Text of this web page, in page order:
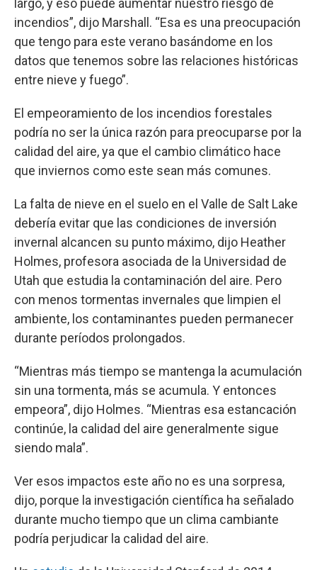
largo, y eso puede aumentar nuestro riesgo de
incendios”, dijo Marshall. “Esa es una preocupación
que tengo para este verano basándome en los
datos que tenemos sobre las relaciones históricas
entre nieve y fuego”.
El empeoramiento de los incendios forestales
podría no ser la única razón para preocuparse por la
calidad del aire, ya que el cambio climático hace
que inviernos como este sean más comunes.
La falta de nieve en el suelo en el Valle de Salt Lake
debería evitar que las condiciones de inversión
invernal alcancen su punto máximo, dijo Heather
Holmes, profesora asociada de la Universidad de
Utah que estudia la contaminación del aire. Pero
con menos tormentas invernales que limpien el
ambiente, los contaminantes pueden permanecer
durante períodos prolongados.
“Mientras más tiempo se mantenga la acumulación
sin una tormenta, más se acumula. Y entonces
empeora”, dijo Holmes. “Mientras esa estancación
continúe, la calidad del aire generalmente sigue
siendo mala”.
Ver esos impactos este año no es una sorpresa,
dijo, porque la investigación científica ha señalado
durante mucho tiempo que un clima cambiante
podría perjudicar la calidad del aire.